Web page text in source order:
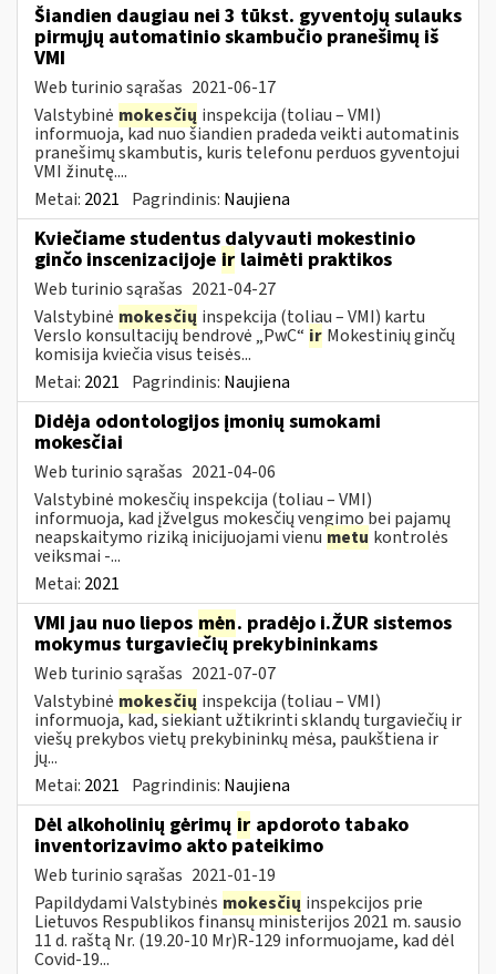
Šiandien daugiau nei 3 tūkst. gyventojų sulauks
pirmųjų automatinio skambučio pranešimų iš
VMI
Web turinio sąrašas 2021-06-17
Valstybinė mokesčių inspekcija (toliau – VMI)
informuoja, kad nuo šiandien pradeda veikti automatinis
pranešimų skambutis, kuris telefonu perduos gyventojui
VMI žinutę....
Metai: 2021 Pagrindinis: Naujiena
Kviečiame studentus dalyvauti mokestinio
ginčo inscenizacijoje ir laimėti praktikos
Web turinio sąrašas 2021-04-27
Valstybinė mokesčių inspekcija (toliau – VMI) kartu
Verslo konsultacijų bendrovė „PwC“ ir Mokestinių ginčų
komisija kviečia visus teisės...
Metai: 2021 Pagrindinis: Naujiena
Didėja odontologijos įmonių sumokami
mokesčiai
Web turinio sąrašas 2021-04-06
Valstybinė mokesčių inspekcija (toliau – VMI)
informuoja, kad įžvelgus mokesčių vengimo bei pajamų
neapskaitymo riziką inicijuojami vienu metu kontrolės
veiksmai -...
Metai: 2021
VMI jau nuo liepos mėn. pradėjo i.ŽUR sistemos
mokymus turgaviečių prekybininkams
Web turinio sąrašas 2021-07-07
Valstybinė mokesčių inspekcija (toliau – VMI)
informuoja, kad, siekiant užtikrinti sklandų turgaviečių ir
viešų prekybos vietų prekybininkų mėsa, paukštiena ir
jų...
Metai: 2021 Pagrindinis: Naujiena
Dėl alkoholinių gėrimų ir apdoroto tabako
inventorizavimo akto pateikimo
Web turinio sąrašas 2021-01-19
Papildydami Valstybinės mokesčių inspekcijos prie
Lietuvos Respublikos finansų ministerijos 2021 m. sausio
11 d. raštą Nr. (19.20-10 Mr)R-129 informuojame, kad dėl
Covid-19...